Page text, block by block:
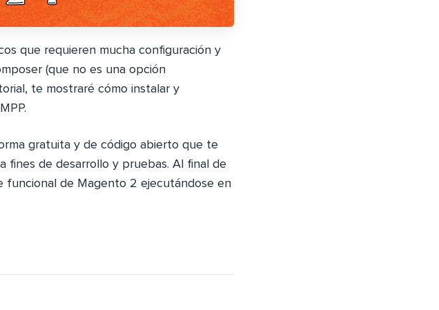
que requieren mucha configuración y
(que no es una opción
te mostraré cómo instalar y
gratuita y de código abierto que te
fines de desarrollo y pruebas. Al final de
de Magento 2 ejecutándose en